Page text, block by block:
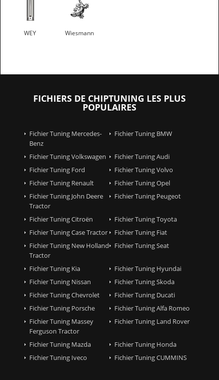
WEY Wiesmann
FICHIERS DE CHIPTUNING LES PLUS
POPULAIRES
Fichier Tuning Mercedes-
Benz
Fichier Tuning BMW
Fichier Tuning Volkswagen
Fichier Tuning Audi
Fichier Tuning Ford
Fichier Tuning Volvo
Fichier Tuning Renault
Fichier Tuning Opel
Fichier Tuning John Deere
Tractor
Fichier Tuning Peugeot
Fichier Tuning Citroën
Fichier Tuning Toyota
Fichier Tuning Case Tractor
Fichier Tuning Fiat
Fichier Tuning New Holland
Tractor
Fichier Tuning Seat
Fichier Tuning Kia
Fichier Tuning Hyundai
Fichier Tuning Nissan
Fichier Tuning Skoda
Fichier Tuning Chevrolet
Fichier Tuning Ducati
Fichier Tuning Porsche
Fichier Tuning Alfa Romeo
Fichier Tuning Massey
Ferguson Tractor
Fichier Tuning Land Rover
Fichier Tuning Mazda
Fichier Tuning Honda
Fichier Tuning Iveco
Fichier Tuning CUMMINS